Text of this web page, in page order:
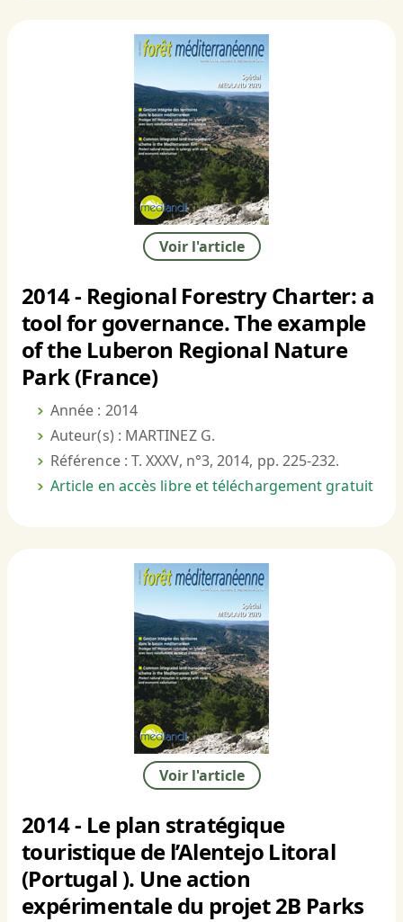
Voir l'article
2014 - Regional Forestry Charter: a
tool for governance. The example
of the Luberon Regional Nature
Park (France)
Année : 2014
Auteur(s) : MARTINEZ G.
Référence : T. XXXV, n°3, 2014, pp. 225-232.
Article en accès libre et téléchargement gratuit
Voir l'article
2014 - Le plan stratégique
touristique de l’Alentejo Litoral
(Portugal ). Une action
expérimentale du projet 2B Parks